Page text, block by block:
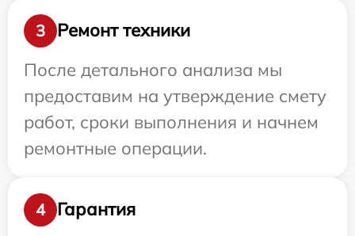
3
Ремонт техники
После детального анализа мы
предоставим на утверждение смету
работ, сроки выполнения и начнем
ремонтные операции.
4
Гарантия